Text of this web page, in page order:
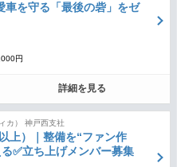
車を守る「最後の砦」をゼ
円
詳細を見る
カ） 神戸西支社
上）｜整備を“ファン作
✅立ち上げメンバー募集